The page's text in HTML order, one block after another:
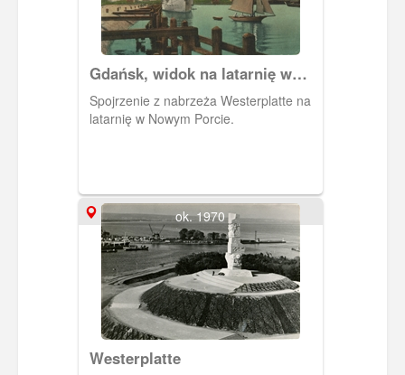
Gdańsk, widok na latarnię w
Nowym Porcie
Spojrzenie z nabrzeża Westerplatte na
latarnię w Nowym Porcie.
ok. 1970
Westerplatte